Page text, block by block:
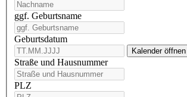
ggf. Geburtsname
Geburtsdatum
Kalender öffnen
Straße und Hausnummer
PLZ